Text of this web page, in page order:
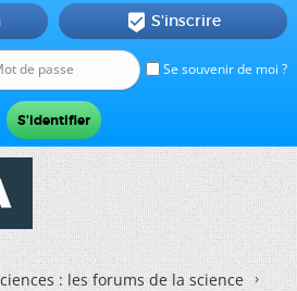
Se souvenir de moi ?
 S'inscrire
: les forums de la science